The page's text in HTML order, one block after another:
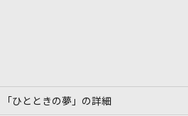
「ひとときの夢」の詳細